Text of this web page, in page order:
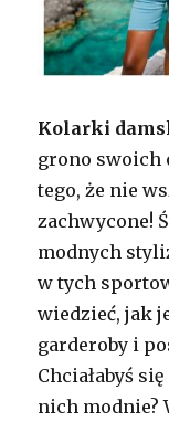
Kolarki
grono swoich
tego, że nie
zachwycone!
modnych
w tych
wiedzieć, jak
garderoby i
Chciałabyś
nich modnie?